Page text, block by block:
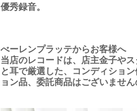
優秀録音。
べーレンプラッテからお客様へ
当店のレコードは、店主金子や
と耳で厳選した、コンディショ
ョン品、委託商品はございませ